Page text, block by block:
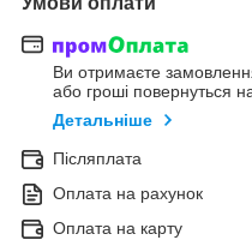
Ви отримаєте
або гроші повернуться
Детальніше
Післяплата
Оплата на рахунок
Оплата на карту